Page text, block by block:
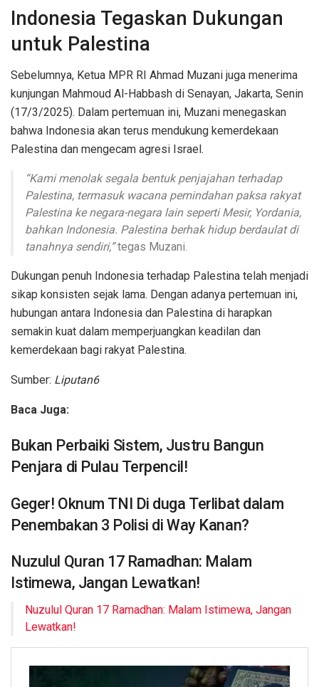
Indonesia Tegaskan Dukungan
untuk Palestina
Sebelumnya, Ketua MPR RI Ahmad Muzani juga menerima
kunjungan Mahmoud Al-Habbash di Senayan, Jakarta, Senin
(17/3/2025). Dalam pertemuan ini, Muzani menegaskan
bahwa Indonesia akan terus mendukung kemerdekaan
Palestina dan mengecam agresi Israel.
“Kami menolak segala bentuk penjajahan terhadap
Palestina, termasuk wacana pemindahan paksa rakyat
Palestina ke negara-negara lain seperti Mesir, Yordania,
bahkan Indonesia. Palestina berhak hidup berdaulat di
tanahnya sendiri,”tegas Muzani.
Dukungan penuh Indonesia terhadap Palestina telah menjadi
sikap konsisten sejak lama. Dengan adanya pertemuan ini,
hubungan antara Indonesia dan Palestina di harapkan
semakin kuat dalam memperjuangkan keadilan dan
kemerdekaan bagi rakyat Palestina.
Sumber: Liputan6
Baca Juga:
Bukan Perbaiki Sistem, Justru Bangun
Penjara di Pulau Terpencil!
Geger! Oknum TNI Di duga Terlibat dalam
Penembakan 3 Polisi di Way Kanan?
Nuzulul Quran 17 Ramadhan: Malam
Istimewa, Jangan Lewatkan!
Nuzulul Quran 17 Ramadhan: Malam Istimewa, Jangan
Lewatkan!